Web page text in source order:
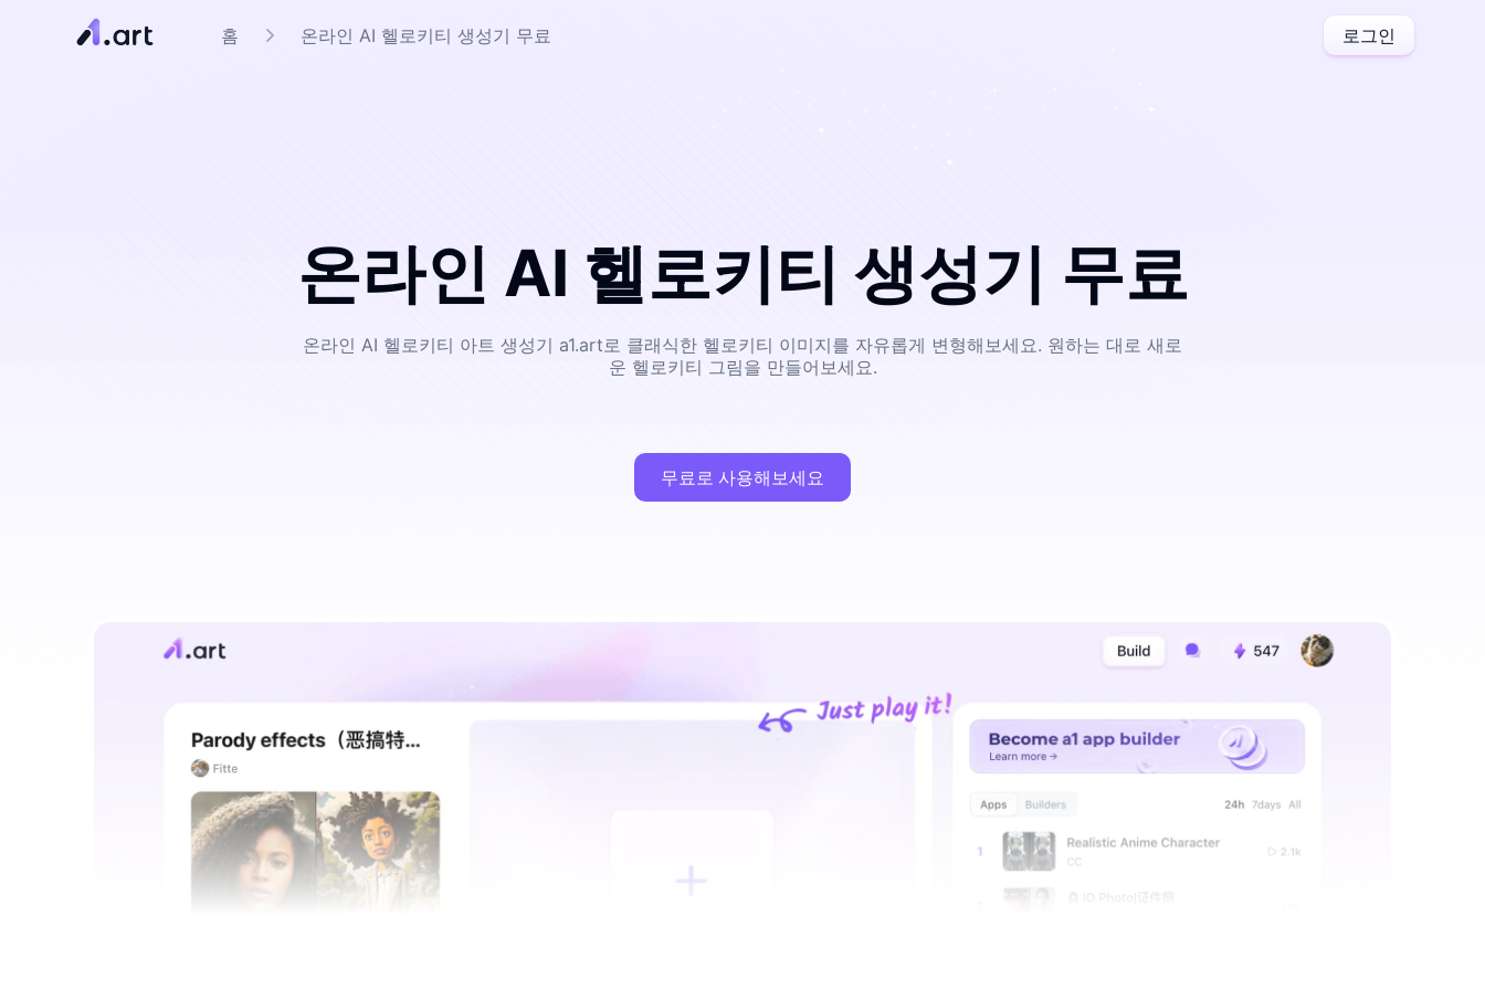
로그인
홈 온라인 AI 헬로키티 생성기 무료
온라인 AI 헬로키티 생성기 무료
온라인 AI 헬로키티 아트 생성기 a1.art로 클래식한 헬로키티 이미지를 자유롭게 변형해보세요. 원하는 대로 새로
운 헬로키티 그림을 만들어보세요.
무료로 사용해보세요